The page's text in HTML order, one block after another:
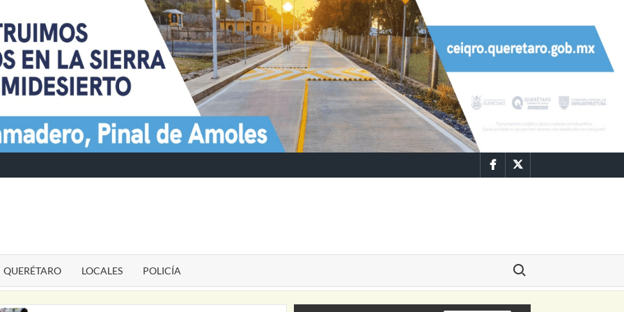
FacebookTwitter
QUERÉTARO LOCALES POLICÍA
Buscar: